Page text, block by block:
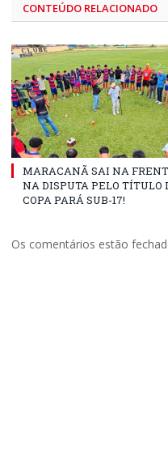
CONTEÚDO RELACIONADO
MARACANÃ SAI NA
NA DISPUTA PELO TÍTULO
COPA PARÁ SUB-17!
Os comentários estão